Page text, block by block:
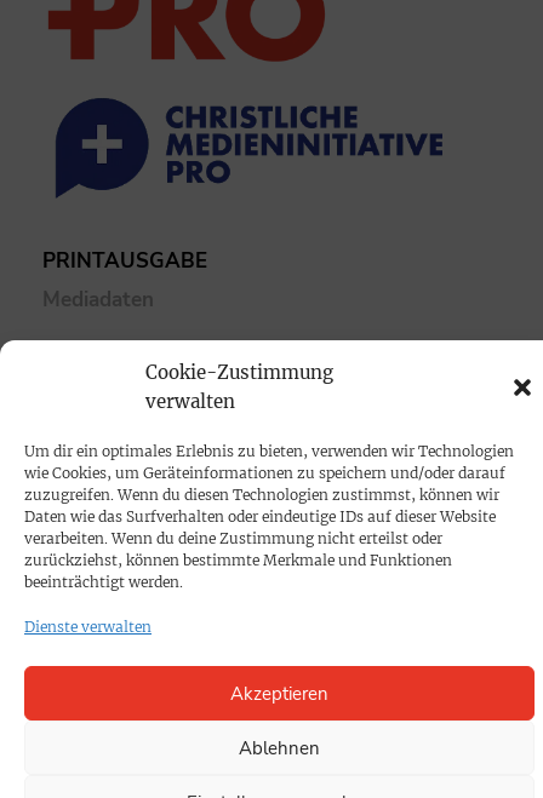
Cookie-Zustimmung
verwalten
Um dir ein optimales Erlebnis zu bieten, verwenden wir Technologien
wie Cookies, um Geräteinformationen zu speichern und/oder darauf
zuzugreifen. Wenn du diesen Technologien zustimmst, können wir
Daten wie das Surfverhalten oder eindeutige IDs auf dieser Website
verarbeiten. Wenn du deine Zustimmung nicht erteilst oder
zurückziehst, können bestimmte Merkmale und Funktionen
beeinträchtigt werden.
Dienste verwalten
Akzeptieren
Ablehnen
PRINTAUSGABE
Mediadaten
PROKOMPAKT
Impressum
SPENDEN
Datenschutz
KONTAKT
Cookie-Richtlinie